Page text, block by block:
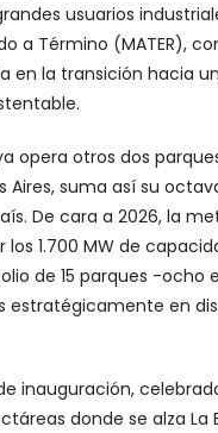
usuarios
a Término (MATER),
en la transición hacia
opera otros dos
Aires, suma así su
De cara a 2026, la
1.700 MW de
de 15 parques -ocho
estratégicamente en
inauguración,
donde se alza La